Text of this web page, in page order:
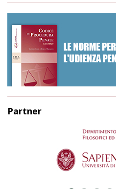
Partner